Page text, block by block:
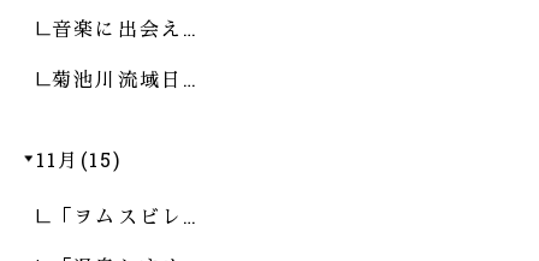
音楽に出会え…
菊池川流域日…
11月(15)
「ヲムスビレ…